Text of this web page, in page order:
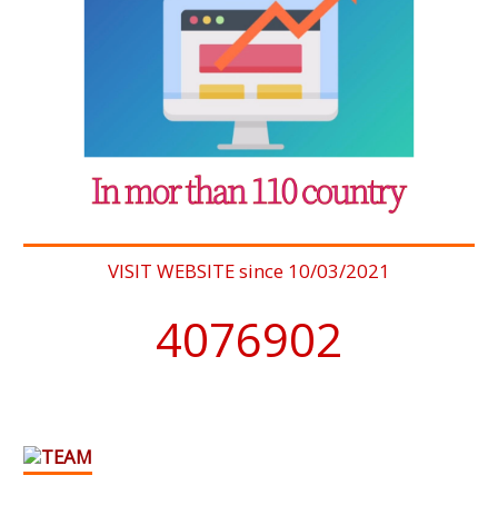
VISIT WEBSITE since 10/03/2021
4076902